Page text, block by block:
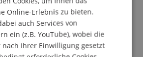
fragt, inwiefern sich
Konstruktionslogik de L'Ormes
und gestalterischen
Caserne Rochambeau
Online-Erlebnis zu bieten.
auch Services von
ein (z.B. YouTube), wobei die
nach Ihrer Einwilligung gesetzt